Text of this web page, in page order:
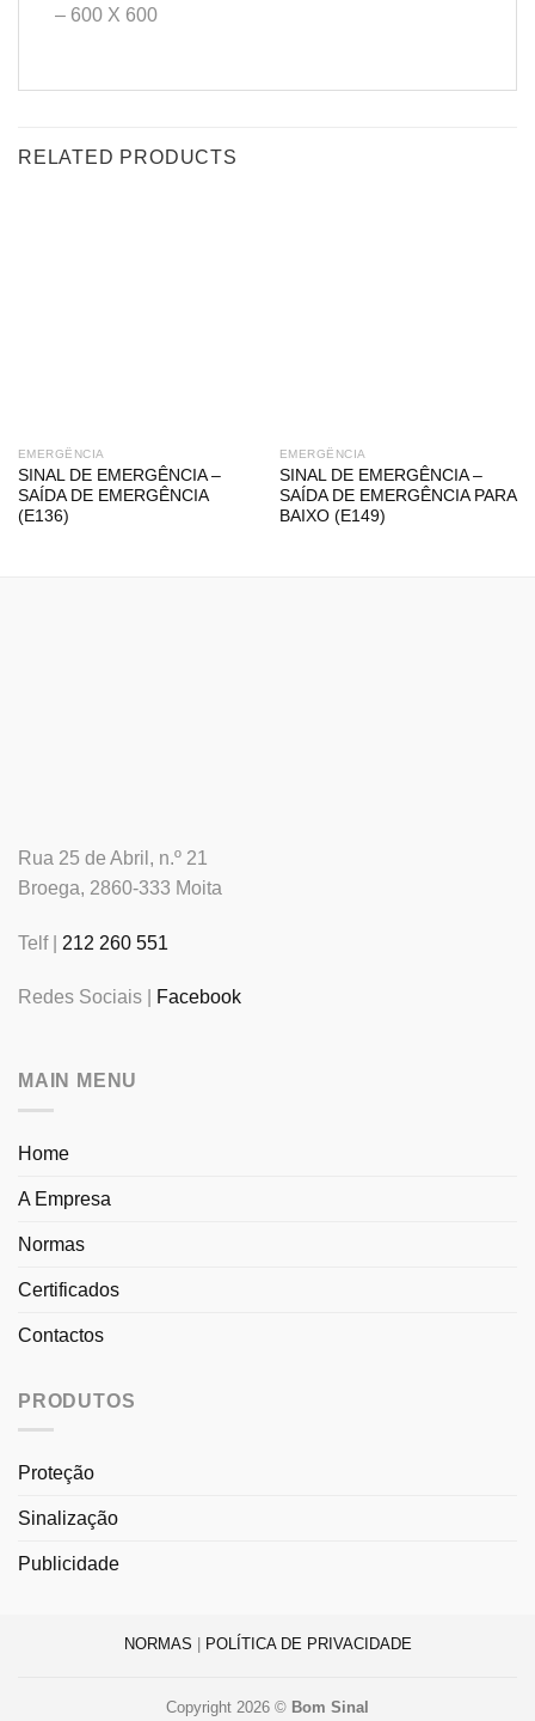
– 600 X 600
RELATED PRODUCTS
EMERGÊNCIA
SINAL DE EMERGÊNCIA –
SAÍDA DE EMERGÊNCIA
(E136)
EMERGÊNCIA
SINAL DE EMERGÊNCIA –
SAÍDA DE EMERGÊNCIA PARA
BAIXO (E149)
Rua 25 de Abril, n.º 21
Broega, 2860-333 Moita
Telf | 212 260 551
Redes Sociais | Facebook
MAIN MENU
Home
A Empresa
Normas
Certificados
Contactos
PRODUTOS
Proteção
Sinalização
Publicidade
NORMAS POLÍTICA DE PRIVACIDADE
Copyright 2026 © Bom Sinal